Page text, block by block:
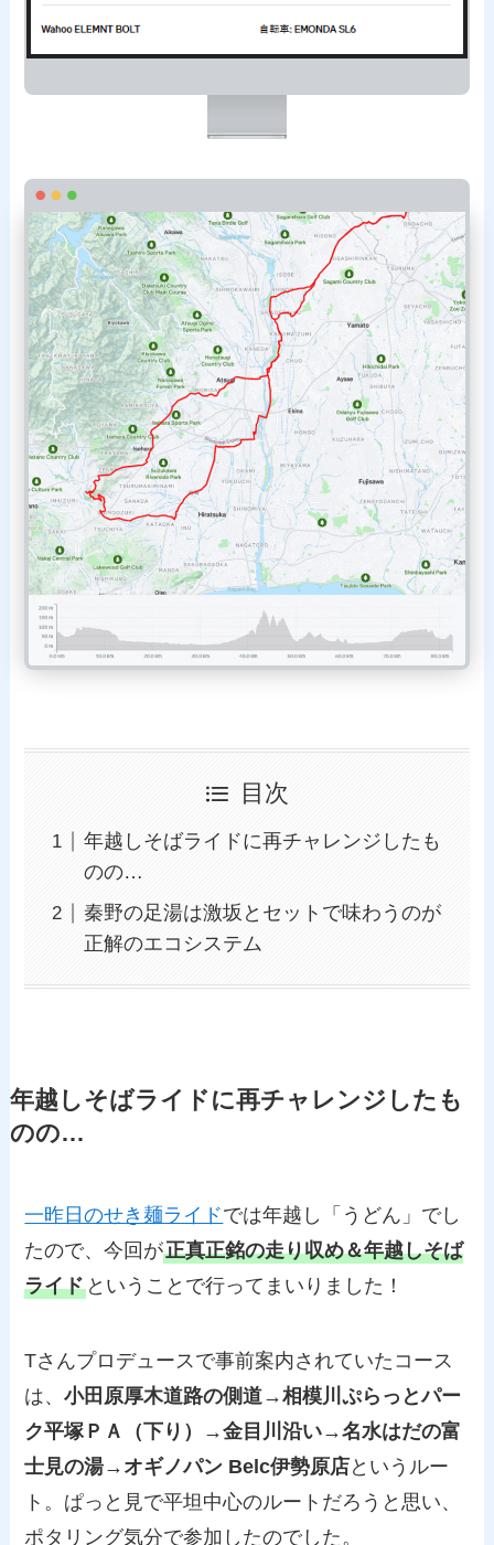
目次
年越しそばライドに再チャレンジしたも
のの…
秦野の足湯は激坂とセットで味わうのが
正解のエコシステム
年越しそばライドに再チャレンジしたも
のの…
一昨日のせき麺ライドでは年越し「うどん」でし
たので、今回が正真正銘の走り収め＆年越しそば
ライド ということで行ってまいりました！
Tさんプロデュースで事前案内されていたコース
は、小田原厚木道路の側道→相模川ぷらっとパー
ク平塚ＰＡ（下り）→金目川沿い→名水はだの富
士見の湯→オギノパン Belc伊勢原店というルー
ト。ぱっと見で平坦中心のルートだろうと思い、
ポタリング気分で参加したのでした。